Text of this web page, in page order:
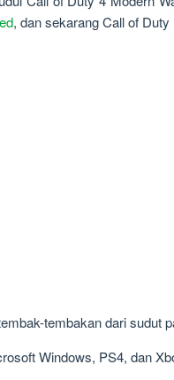
, dan sekarang Call of
tembakan dari sudut
Windows, PS4, dan